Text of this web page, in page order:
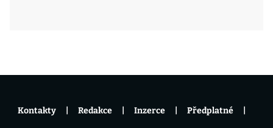
Kontakty Redakce Inzerce Předplatné